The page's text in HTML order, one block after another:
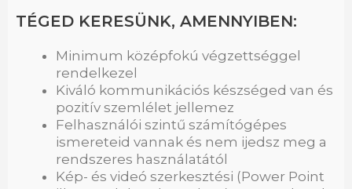
TÉGED KERESÜNK, AMENNYIBEN:
Minimum középfokú végzettséggel
rendelkezel
Kiváló kommunikációs készséged van és
pozitív szemlélet jellemez
Felhasználói szintű számítógépes
ismereteid vannak és nem ijedsz meg a
rendszeres használatától
Kép- és videó szerkesztési (Power Point